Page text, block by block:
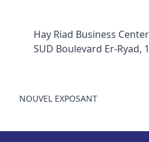
Hay Riad Business
SUD Boulevard Er-Ryad,
NOUVEL EXPOSANT